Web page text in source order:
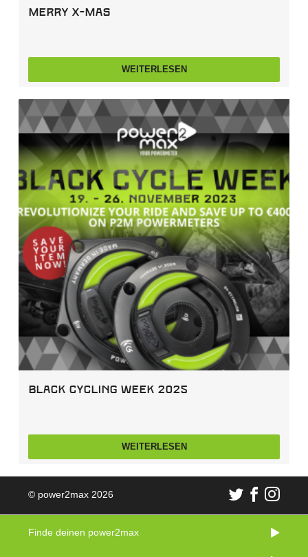
Merry X-Mas
WEITERLESEN
Black Cycling Week 2025
WEITERLESEN
© power2max 2026
Finde deinen power2max